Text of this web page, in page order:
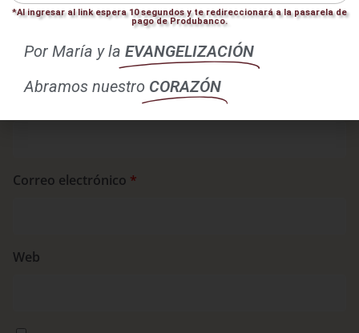
Correo electrónico *
Web
*Al ingresar al link espera 10 segundos y te redireccionará a la pasarela de
pago de Produbanco.
Por María y la EVANGELIZACIÓN
Abramos nuestro CORAZÓN